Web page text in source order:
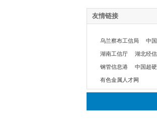
友情链接
乌兰察布工信局 中
湖南工信厅 湖北经
钢管信息港 中国超
有色金属人才网